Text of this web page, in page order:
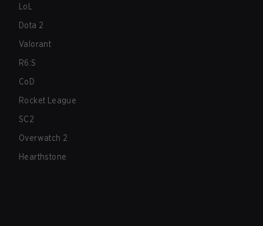
LoL
Dota 2
Valorant
R6:S
CoD
Rocket League
SC2
Overwatch 2
Hearthstone